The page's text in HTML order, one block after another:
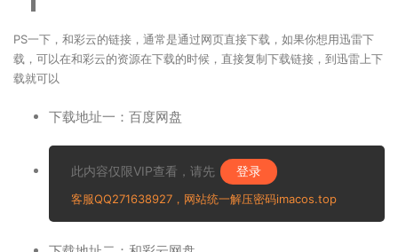
PS一下，和彩云的链接，通常是通过网页直接下载，如果你想用迅雷下
载，可以在和彩云的资源在下载的时候，直接复制下载链接，到迅雷上下
载就可以
下载地址一：百度网盘
此内容仅限VIP查看，请先 登录
客服QQ271638927，网站统一解压密码imacos.top